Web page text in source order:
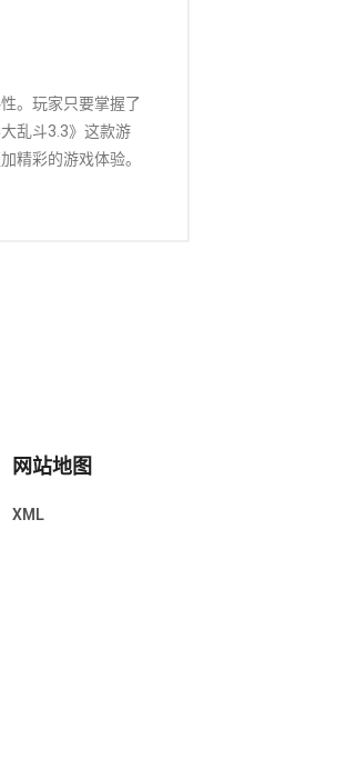
。玩家只要掌握了
乱斗3.3》这款游
精彩的游戏体验。
网站地图
XML